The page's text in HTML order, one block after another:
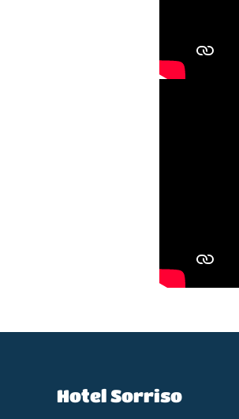
Hotel Sorriso